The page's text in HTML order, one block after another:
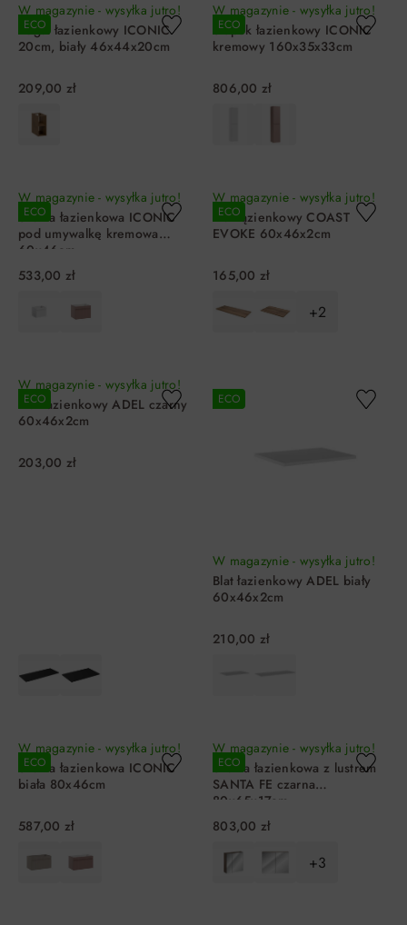
ECO
W magazynie - wysyłka jutro!
Regał łazienkowy ICONIC
20cm, biały 46x44x20cm
209,00 zł
ECO
W magazynie - wysyłka jutro!
Słupek łazienkowy ICONIC
kremowy 160x35x33cm
806,00 zł
ECO
W magazynie - wysyłka jutro!
Szafka łazienkowa ICONIC
pod umywalkę kremowa
60x46cm
533,00 zł
ECO
W magazynie - wysyłka jutro!
Blat łązienkowy COAST
EVOKE 60x46x2cm
165,00 zł
+2
ECO
W magazynie - wysyłka jutro!
Blat łazienkowy ADEL czarny
60x46x2cm
203,00 zł
ECO
W magazynie - wysyłka jutro!
Blat łazienkowy ADEL biały
60x46x2cm
210,00 zł
ECO
W magazynie - wysyłka jutro!
Szafka łazienkowa ICONIC
biała 80x46cm
587,00 zł
ECO
W magazynie - wysyłka jutro!
Szafka łazienkowa z lustrem
SANTA FE czarna
80x65x17cm
803,00 zł
+3